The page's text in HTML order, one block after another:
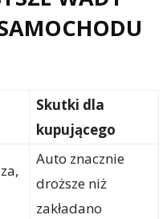
Skutki dla
kupującego
Auto znacznie
droższe niż
zakładano